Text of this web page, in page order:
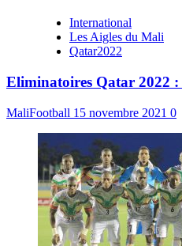
International
Les Aigles du Mali
Qatar2022
Eliminatoires Qatar 2022 :
MaliFootball 15 novembre 2021 0